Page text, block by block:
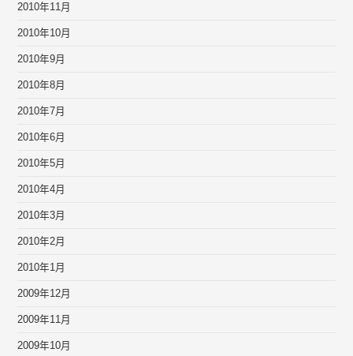
2010年11月
2010年10月
2010年9月
2010年8月
2010年7月
2010年6月
2010年5月
2010年4月
2010年3月
2010年2月
2010年1月
2009年12月
2009年11月
2009年10月